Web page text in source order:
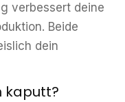
verbessert deine
Beide
dein
kaputt?